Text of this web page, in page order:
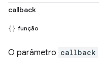
callback
função
O parâmetro callback